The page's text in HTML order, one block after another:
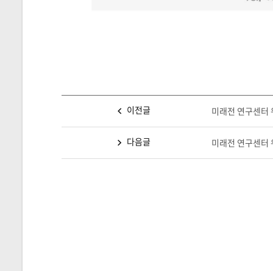
이전글 미래전 연구센터
다음글 미래전 연구센터